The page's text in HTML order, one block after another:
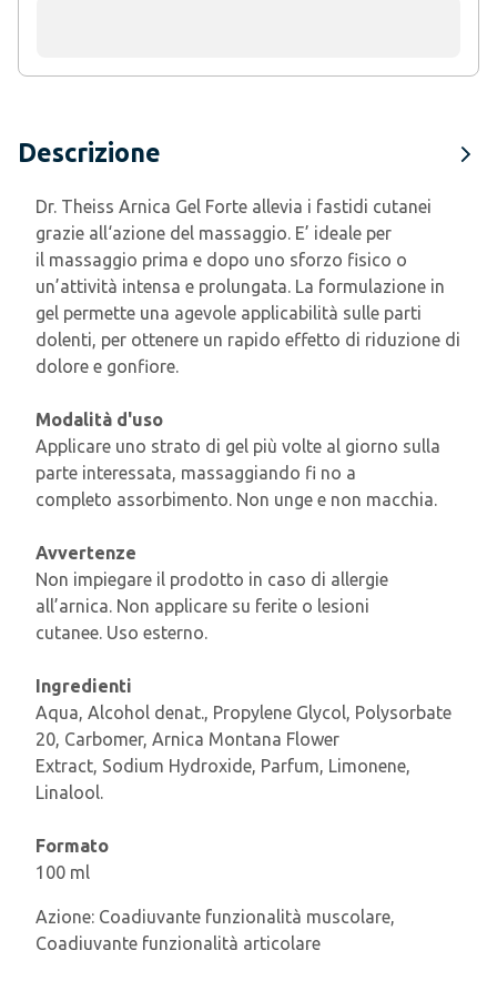
Descrizione
Dr. Theiss Arnica Gel Forte allevia i fastidi cutanei
grazie all‘azione del massaggio. E’ ideale per
il massaggio prima e dopo uno sforzo fisico o
un’attività intensa e prolungata. La formulazione in
gel permette una agevole applicabilità sulle parti
dolenti, per ottenere un rapido effetto di riduzione di
dolore e gonfiore.
Modalità d'uso
Applicare uno strato di gel più volte al giorno sulla
parte interessata, massaggiando fi no a
completo assorbimento. Non unge e non macchia.
Avvertenze
Non impiegare il prodotto in caso di allergie
all’arnica. Non applicare su ferite o lesioni
cutanee. Uso esterno.
Ingredienti
Aqua, Alcohol denat., Propylene Glycol, Polysorbate
20, Carbomer, Arnica Montana Flower
Extract, Sodium Hydroxide, Parfum, Limonene,
Linalool.
Formato
100 ml
Azione: Coadiuvante funzionalità muscolare,
Coadiuvante funzionalità articolare